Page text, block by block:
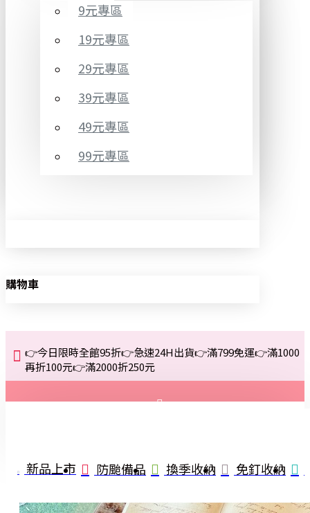
9元專區
19元專區
29元專區
39元專區
49元專區
99元專區
購物車
👉今日限時全館95折👉急速24H出貨👉滿799免運👉滿1000
再折100元👉滿2000折250元
註冊
詢問
新品上市 防颱備品 換季收納 免釘收納